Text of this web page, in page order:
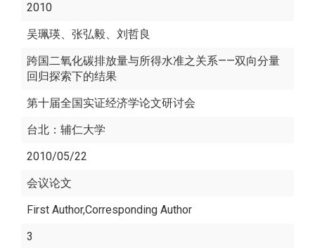
2010
吴珮瑛、张弘毅、刘哲良
跨国二氧化碳排放量与所得水准之关系——双向分量
回归探索下的结果
第十届全国实证经济学论文研讨会
台北：辅仁大学
2010/05/22
会议论文
First Author,Corresponding Author
3